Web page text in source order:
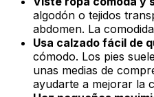
algodón o tejidos
abdomen. La
Usa calzado fácil de
cómodo. Los pies
unas medias de
ayudarte a mejorar la